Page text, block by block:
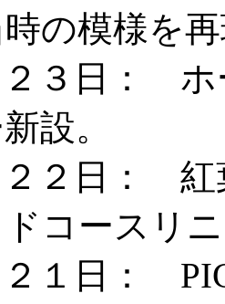
の模様を
３日： ホ
設。
２日： 紅
コースリ
１日：